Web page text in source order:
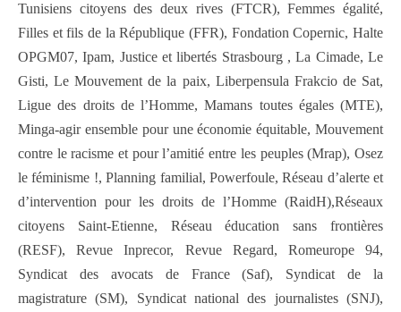
Tunisiens citoyens des deux rives (FTCR), Femmes égalité,
Filles et fils de la République (FFR), Fondation Copernic, Halte
OPGM07, Ipam, Justice et libertés Strasbourg , La Cimade, Le
Gisti, Le Mouvement de la paix, Liberpensula Frakcio de Sat,
Ligue des droits de l’Homme, Mamans toutes égales (MTE),
Minga-agir ensemble pour une économie équitable, Mouvement
contre le racisme et pour l’amitié entre les peuples (Mrap), Osez
le féminisme !, Planning familial, Powerfoule, Réseau d’alerte et
d’intervention pour les droits de l’Homme (RaidH),Réseaux
citoyens Saint-Etienne, Réseau éducation sans frontières
(RESF), Revue Inprecor, Revue Regard, Romeurope 94,
Syndicat des avocats de France (Saf), Syndicat de la
magistrature (SM), Syndicat national des journalistes (SNJ),